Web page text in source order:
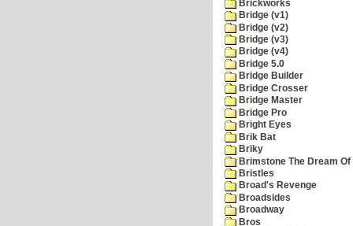
Brickworks
Bridge (v1)
Bridge (v2)
Bridge (v3)
Bridge (v4)
Bridge 5.0
Bridge Builder
Bridge Crosser
Bridge Master
Bridge Pro
Bright Eyes
Brik Bat
Briky
Brimstone The Dream Of
Bristles
Broad's Revenge
Broadsides
Broadway
Bros